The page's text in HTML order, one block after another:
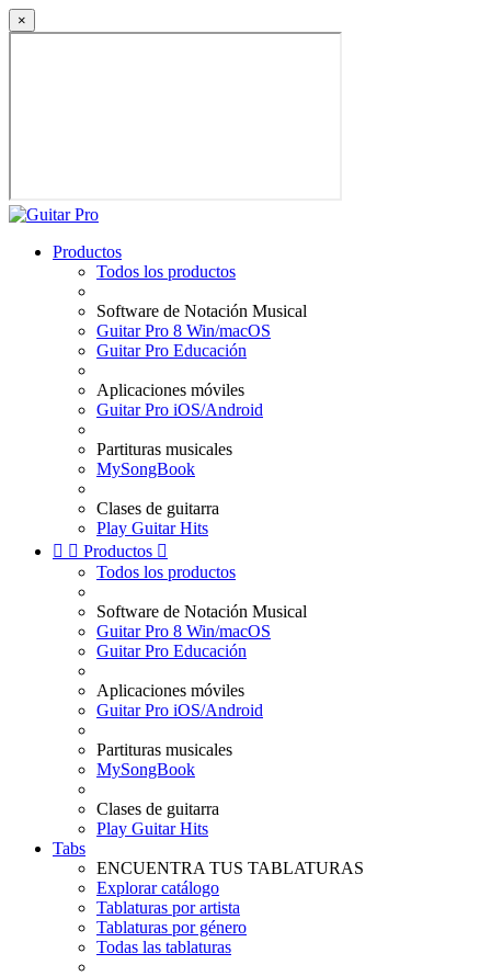
×
Productos
Todos los productos
Software de Notación Musical
Guitar Pro 8 Win/macOS
Guitar Pro Educación
Aplicaciones móviles
Guitar Pro iOS/Android
Partituras musicales
MySongBook
Clases de guitarra
Play Guitar Hits
  Productos 
Todos los productos
Software de Notación Musical
Guitar Pro 8 Win/macOS
Guitar Pro Educación
Aplicaciones móviles
Guitar Pro iOS/Android
Partituras musicales
MySongBook
Clases de guitarra
Play Guitar Hits
Tabs
ENCUENTRA TUS TABLATURAS
Explorar catálogo
Tablaturas por artista
Tablaturas por género
Todas las tablaturas